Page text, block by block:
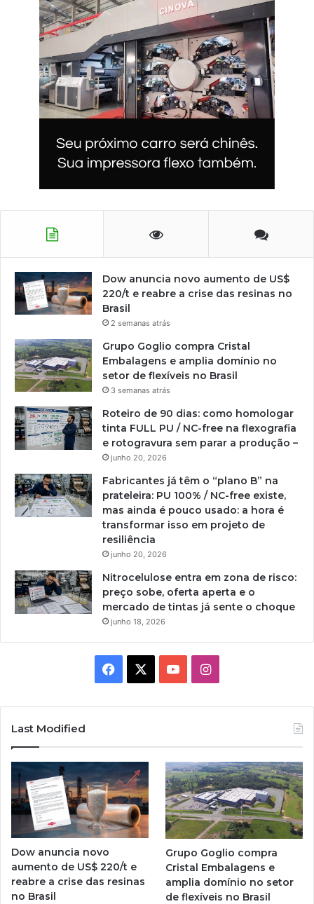
Dow anuncia novo aumento de US$
220/t e reabre a crise das resinas no
Brasil
2 semanas atrás
Grupo Goglio compra Cristal
Embalagens e amplia domínio no
setor de flexíveis no Brasil
3 semanas atrás
Roteiro de 90 dias: como homologar
tinta FULL PU / NC-free na flexografia
e rotogravura sem parar a produção –
junho 20, 2026
Fabricantes já têm o “plano B” na
prateleira: PU 100% / NC-free existe,
mas ainda é pouco usado: a hora é
transformar isso em projeto de
resiliência
junho 20, 2026
Nitrocelulose entra em zona de risco:
preço sobe, oferta aperta e o
mercado de tintas já sente o choque
junho 18, 2026
Facebook YouTubeInstagram
Last Modified
Dow anuncia novo
aumento de US$ 220/t e
reabre a crise das resinas
no Brasil
Grupo Goglio compra
Cristal Embalagens e
amplia domínio no setor
de flexíveis no Brasil